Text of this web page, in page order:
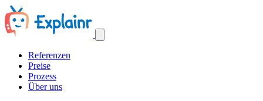
Referenzen
Preise
Prozess
Über uns